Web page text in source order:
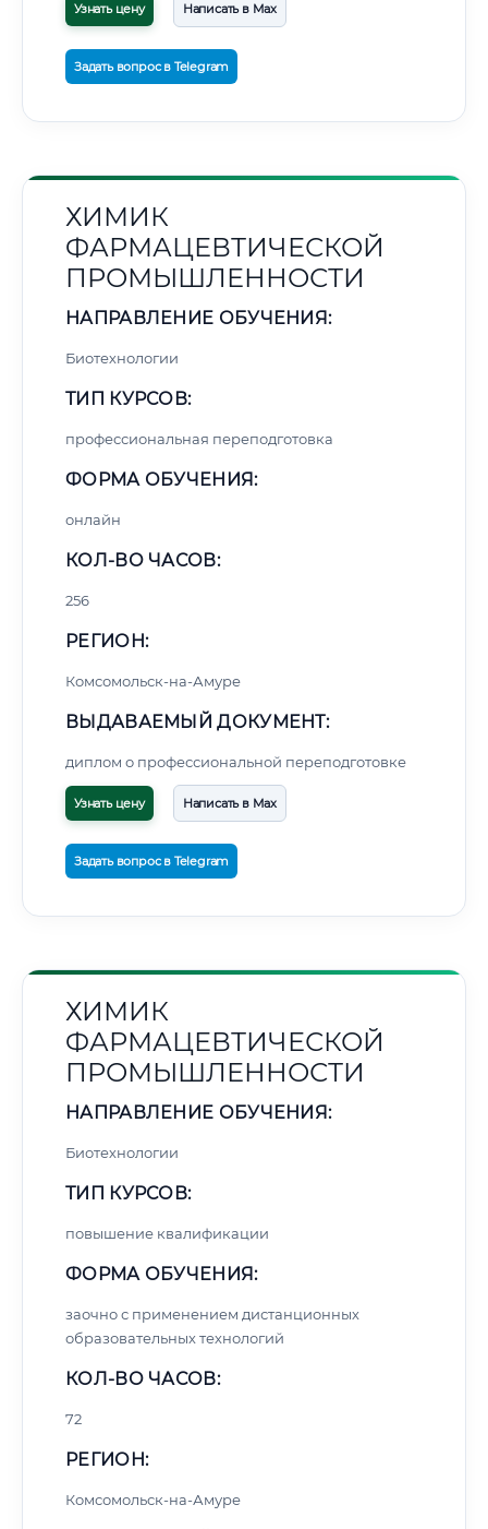
Узнать цену Написать в Max
Задать вопрос в Telegram
ХИМИК
ФАРМАЦЕВТИЧЕСКОЙ
ПРОМЫШЛЕННОСТИ
НАПРАВЛЕНИЕ ОБУЧЕНИЯ:
Биотехнологии
ТИП КУРСОВ:
профессиональная переподготовка
ФОРМА ОБУЧЕНИЯ:
онлайн
КОЛ-ВО ЧАСОВ:
256
РЕГИОН:
Комсомольск-на-Амуре
ВЫДАВАЕМЫЙ ДОКУМЕНТ:
диплом о профессиональной переподготовке
Узнать цену Написать в Max
Задать вопрос в Telegram
ХИМИК
ФАРМАЦЕВТИЧЕСКОЙ
ПРОМЫШЛЕННОСТИ
НАПРАВЛЕНИЕ ОБУЧЕНИЯ:
Биотехнологии
ТИП КУРСОВ:
повышение квалификации
ФОРМА ОБУЧЕНИЯ:
заочно с применением дистанционных
образовательных технологий
КОЛ-ВО ЧАСОВ:
72
РЕГИОН:
Комсомольск-на-Амуре